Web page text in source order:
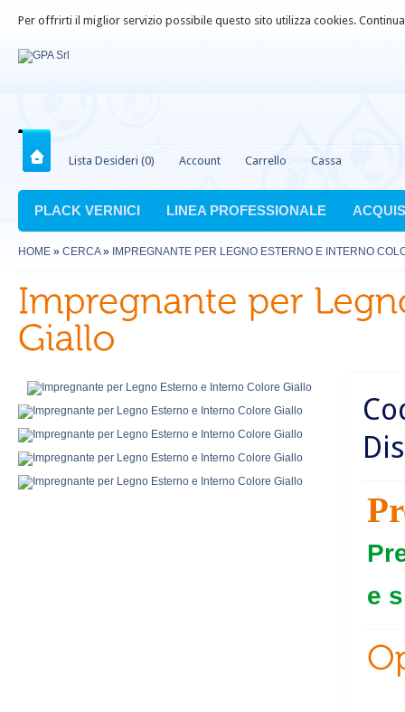
Per offrirti il miglior servizio possibile questo sito utilizza cookies.
Lista Desideri (0) Account Carrello Cassa
PLACK VERNICI LINEA PROFESSIONALE
HOME » CERCA» IMPREGNANTE PER LEGNO ESTERNO E INTERNO
e